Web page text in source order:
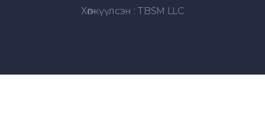
Хөгжүүлсэн : TBSM LLC